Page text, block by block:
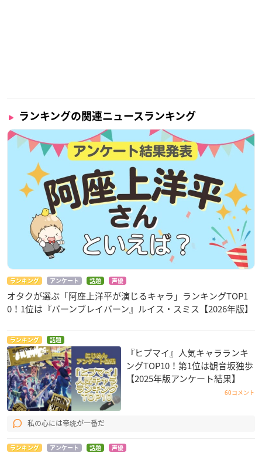
ランキングの関連ニュースランキング
ランキング アンケート 話題 声優
オタクが選ぶ「阿座上洋平が演じるキャラ」ランキングTOP1
0！1位は『バーンブレイバーン』ルイス・スミス【2026年版】
ランキング 話題
『ヒプマイ』人気キャラランキ
ングTOP10！第1位は観音坂独歩
【2025年版アンケート結果】
60コメント
私の心には帝统が一番だ
ランキング アンケート 話題 声優